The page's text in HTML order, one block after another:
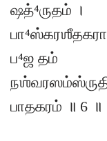
ஷத்⁴ருதம் ।
ப⁴ஜ தம்
பாதகரம் ॥ 6 ॥